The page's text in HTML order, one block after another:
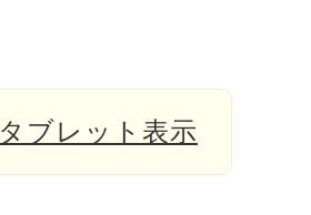
タブレット表示